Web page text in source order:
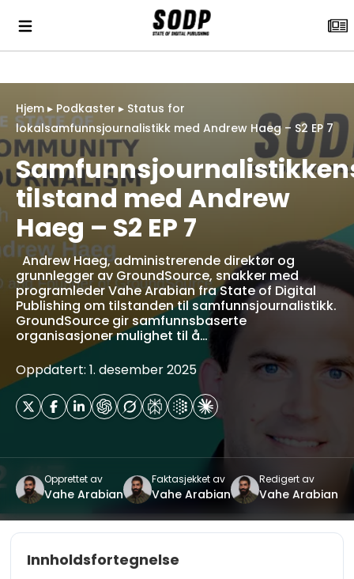
Hjem ▸ Podkaster ▸ Status for
lokalsamfunnsjournalistikk med Andrew Haeg – S2 EP 7
tilstand med Andrew
Haeg – S2 EP 7
Andrew Haeg, administrerende direktør og
grunnlegger av GroundSource, snakker med
programleder Vahe Arabian fra State of Digital
Publishing om tilstanden til samfunnsjournalistikk.
GroundSource gir samfunnsbaserte
organisasjoner mulighet til å…
Oppdatert: 1. desember 2025
Opprettet av
Vahe Arabian
Faktasjekket av
Vahe Arabian
Redigert av
Vahe Arabian
Innholdsfortegnelse